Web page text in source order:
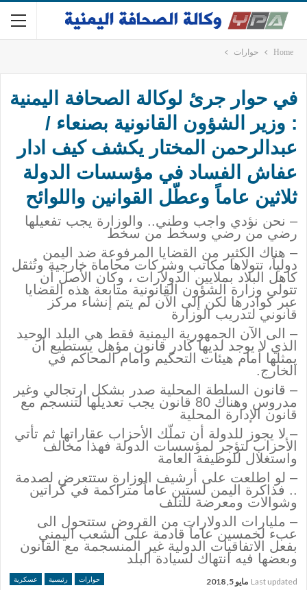
Home حوارات
في حوار جرئ لوكالة الصحافة اليمنية
: وزير الشؤون القانونية بصنعاء /
عبدالرحمن المختار يكشف كيف ادار
عفاش الفساد في مؤسسات الدولة
ثلاثين عاماً وعطّل القوانين واللوائح
– نحن نؤدي واجب وطني.. والوزارة يجب تفعيلها
رضي من رضي وسخط من سخط
– هناك الكثير من القضايا المرفوعة ضد اليمن
دولياً، تتولاها مكاتب وشركات محاماة خارجية وتُثقل
كاهل البلاد بملايين الدولارات ، وكان الأصل أن
تتولى وزارة الشؤون القانونية متابعة هذه القضايا
عبر كوادرها لكن إلى الآن لم يتم إنشاء مركز
قانوني لتدريب الوزارة
– الى الآن الجمهورية اليمنية فقط هي البلد الوحيد
الذي لا يوجد لديها كادر قانون مؤهل يستطيع أن
يمثلها أمام هيئات التحكيم وأمام المحاكم في
الخارج.
– قانون السلطة المحلية صدر بشكل ارتجالي وغير
مدروس وهناك 80 قانون يجب تعديلها لتنسجم مع
قانون الإدارة المحلية
– لا يجوز للدولة أن تملّك الأحزاب عقاراتها ثم تأتي
الأحزاب لتؤجر لمؤسسات الدولة فهذا مخالف
واستغلال للوظيفة العامة
– لو اطلعت على أرشيف الوزارة ستتعرض لصدمة
.. فذاكرة اليمن لستين عاماً متراكمة في كراتين
وشوالات ومعرضة للتلف
– مليارات الدولارات من القروض ستتحول الى
عبء لخمسين عاماً قادمة على الشعب اليمني
بفعل الاتفاقيات الدولية غير المنسجمة مع القانون
وبعضها فيه انتهاك لسيادة البلد
حوارات رئيسية عسكرية Last updated مايو 5, 2018